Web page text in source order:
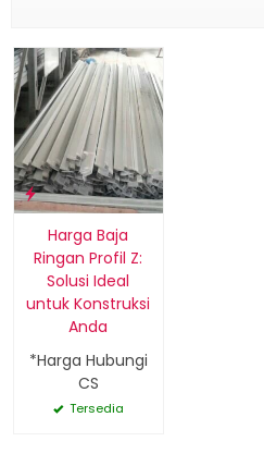
Harga Baja
Ringan Profil Z:
Solusi Ideal
untuk Konstruksi
Anda
*Harga Hubungi
CS
Tersedia